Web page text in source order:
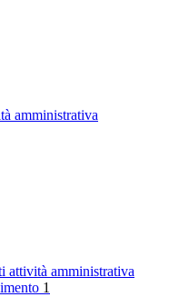
amministrativa
attività amministrativa
1